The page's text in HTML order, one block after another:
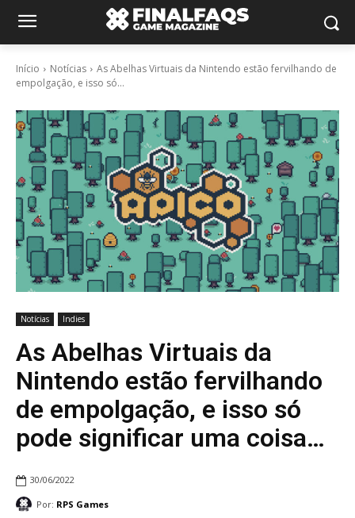
Início Notícias
As Abelhas Virtuais da Nintendo estão fervilhando de
empolgação, e isso só...
Notícias Indies
As Abelhas Virtuais da
Nintendo estão fervilhando
de empolgação, e isso só
pode significar uma coisa…
30/06/2022
Por: RPS Games